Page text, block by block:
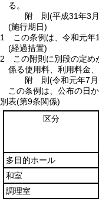
る。
附 則(平成31年3
(施行期日)
1
この条例は、令和元年
(経過措置)
2
この附則に別段の定
係る使用料、利用料金
附 則(令和元年7
この条例は、公布の日か
別表(第9条関係)
区分
多目的ホール
和室
調理室